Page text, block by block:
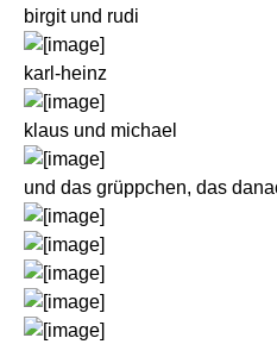
birgit und rudi
karl-heinz
klaus und michael
und das grüppchen, das